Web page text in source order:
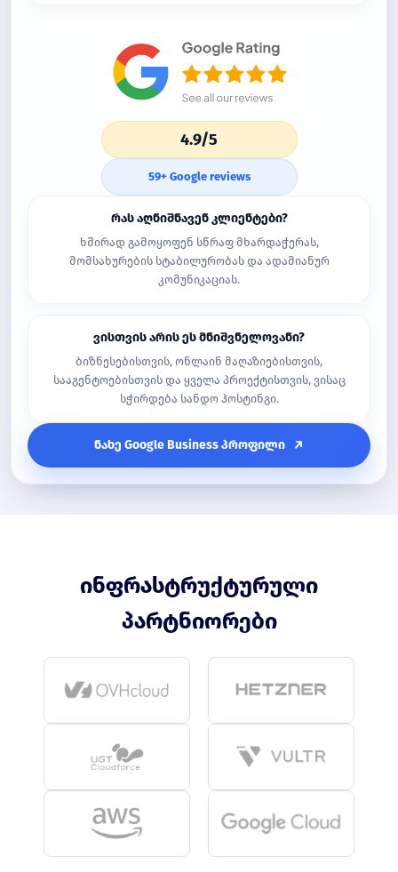
4.9/5
59+ Google reviews
რას აღნიშნავენ კლიენტები?
ხშირად გამოყოფენ სწრაფ მხარდაჭერას,
მომსახურების სტაბილურობას და ადამიანურ
კომუნიკაციას.
ვისთვის არის ეს მნიშვნელოვანი?
ბიზნესებისთვის, ონლაინ მაღაზიებისთვის,
სააგენტოებისთვის და ყველა პროექტისთვის, ვისაც
სჭირდება სანდო ჰოსტინგი.
ნახე Google Business პროფილი
ინფრასტრუქტურული
პარტნიორები